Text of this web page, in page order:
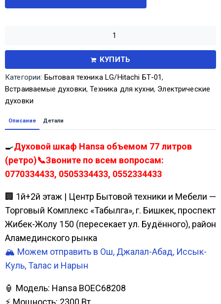
КУПИТЬ
Категории: Бытовая техника LG/Hitachi БТ-01,
Встраиваемые духовки,Техника для кухни, Электрические
духовки
Описание Детали
🍳Духовой шкаф Hansa объемом 77 литров
(ретро)📞Звоните по всем вопросам:
0770334433, 0505334433, 0552334433
🏢 1й+2й этаж | Центр Бытовой техники и Мебели —
Торговый Комплекс «Табылга», г. Бишкек, проспект
Жибек-Жолу 150 (пересекает ул. Будённого), район
Аламединского рынка
🏔️ Можем отправить в Ош, Джалал-Абад, Иссык-
Куль, Талас и Нарын
🏮 Модель: Hansa BOEC68208
⚡ Мощность: 2300 Вт